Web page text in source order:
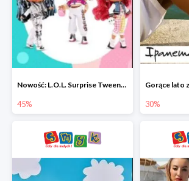
Nowość: L.O.L. Surprise Tweens Doll w Smyku do -45%
45% 30%